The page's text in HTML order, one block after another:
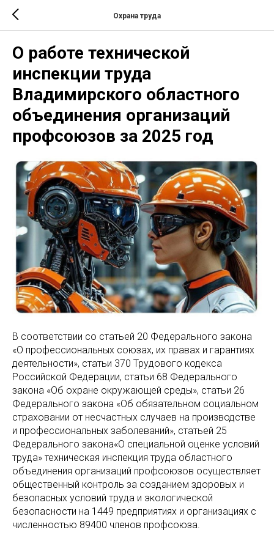
Охрана труда
О работе технической
инспекции труда
Владимирского областного
объединения организаций
профсоюзов за 2025 год
В соответствии со статьей 20 Федерального закона
«О профессиональных союзах, их правах и гарантиях
деятельности», статьи 370 Трудового кодекса
Российской Федерации, статьи 68 Федерального
закона «Об охране окружающей среды», статьи 26
Федерального закона «Об обязательном социальном
страховании от несчастных случаев на производстве
и профессиональных заболеваний», статьей 25
Федерального закона«О специальной оценке условий
труда» техническая инспекция труда областного
объединения организаций профсоюзов осуществляет
общественный контроль за созданием здоровых и
безопасных условий труда и экологической
безопасности на 1449 предприятиях и организациях с
численностью 89400 членов профсоюза.